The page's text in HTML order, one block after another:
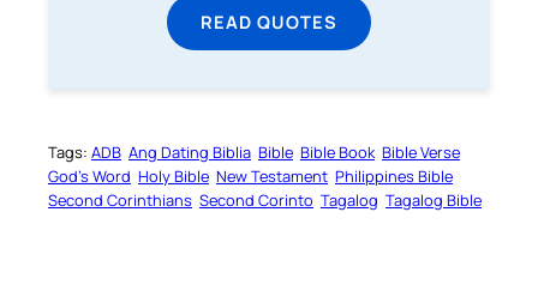
READ QUOTES
Tags: ADB Ang Dating Biblia Bible Bible Book Bible Verse
God’s Word Holy Bible New Testament Philippines Bible
Second Corinthians Second Corinto Tagalog Tagalog Bible